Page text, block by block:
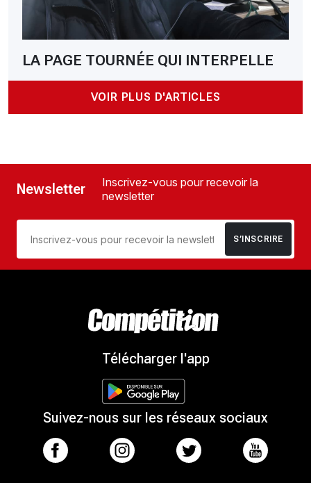
LA PAGE TOURNÉE QUI INTERPELLE
VOIR PLUS D'ARTICLES
Newsletter
Inscrivez-vous pour recevoir la
newsletter
S’INSCRIRE
Télécharger l'app
Suivez-nous sur les réseaux sociaux